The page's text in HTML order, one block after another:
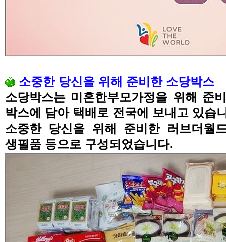
소중한 당신을 위해 준비한 소당박스
소당박스는 미혼한부모가정을 위해 준
박스에 담아 택배로 전국에 보내고 있습
소중한 당신을 위해 준비한 러브더월
생필품 등으로 구성되었습니다.